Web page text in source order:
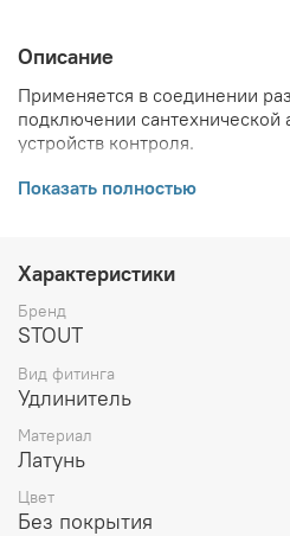
Описание
Применяется в соединении
подключении сантехнической
устройств контроля.
ВНИМАНИЕ! Описание и фото
производителя.
право в любой момент без
вносить изменения в дизайн и
свойств товара.
Показать полностью
Характеристики
Бренд
STOUT
Вид фитинга
Удлинитель
Материал
Латунь
Цвет
Без покрытия